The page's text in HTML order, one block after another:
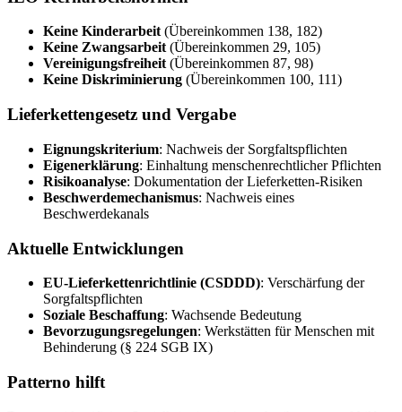
Keine Kinderarbeit (Übereinkommen 138, 182)
Keine Zwangsarbeit (Übereinkommen 29, 105)
Vereinigungsfreiheit (Übereinkommen 87, 98)
Keine Diskriminierung (Übereinkommen 100, 111)
Lieferkettengesetz und Vergabe
Eignungskriterium: Nachweis der Sorgfaltspflichten
Eigenerklärung: Einhaltung menschenrechtlicher Pflichten
Risikoanalyse: Dokumentation der Lieferketten-Risiken
Beschwerdemechanismus: Nachweis eines
Beschwerdekanals
Aktuelle Entwicklungen
EU-Lieferkettenrichtlinie (CSDDD): Verschärfung der
Sorgfaltspflichten
Soziale Beschaffung: Wachsende Bedeutung
Bevorzugungsregelungen: Werkstätten für Menschen mit
Behinderung (§ 224 SGB IX)
Patterno hilft